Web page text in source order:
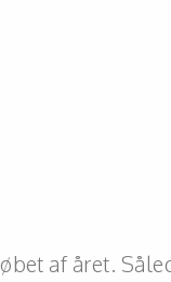
af året.